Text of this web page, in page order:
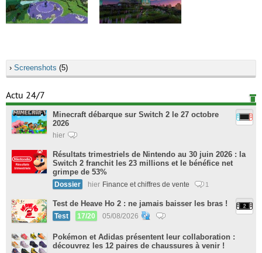
› Screenshots (5)
Actu 24/7
Minecraft débarque sur Switch 2 le 27 octobre
2026
hier
Résultats trimestriels de Nintendo au 30 juin 2026 : la
Switch 2 franchit les 23 millions et le bénéfice net
grimpe de 53%
Dossier hier Finance et chiffres de vente 1
Test de Heave Ho 2 : ne jamais baisser les bras !
Test 17/20 05/08/2026
Pokémon et Adidas présentent leur collaboration :
découvrez les 12 paires de chaussures à venir !